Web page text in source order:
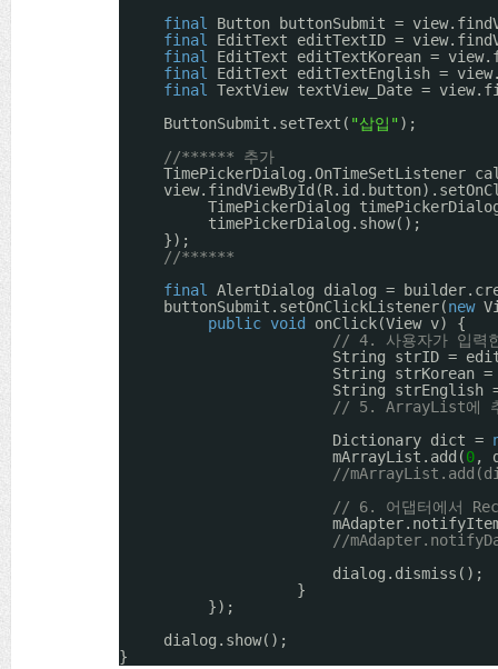
final
Button buttonSubmit =
final
EditText editTextID =
final
EditText editTextKorean =
final
EditText editTextEnglish =
final
TextView textView_Date =
ButtonSubmit.setText( "삽입");
//****** 추가
TimePickerDialog.OnTimeSetListener
TimePickerDialog
timePickerDialog.show();
});
//******
final
AlertDialog dialog =
buttonSubmit.setOnClickListener(new
public void
onClick(View v) {
// 4. 사용자가 입력
String strID =
String strKorean
String strEnglish
// 5. ArrayList에 추
Dictionary dict =
mArrayList.add(0,
//
// 6. 어댑터에서
//
dialog.dismiss();
}
});
dialog.show();
}